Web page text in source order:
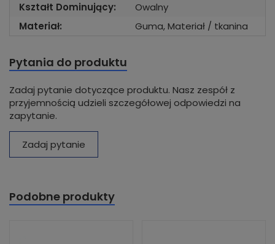
Kształt Dominujący:
Owalny
Materiał:
Guma, Materiał / tkanina
Pytania do produktu
Zadaj pytanie dotyczące produktu. Nasz zespół z
przyjemnością udzieli szczegółowej odpowiedzi na
zapytanie.
Zadaj pytanie
Podobne produkty